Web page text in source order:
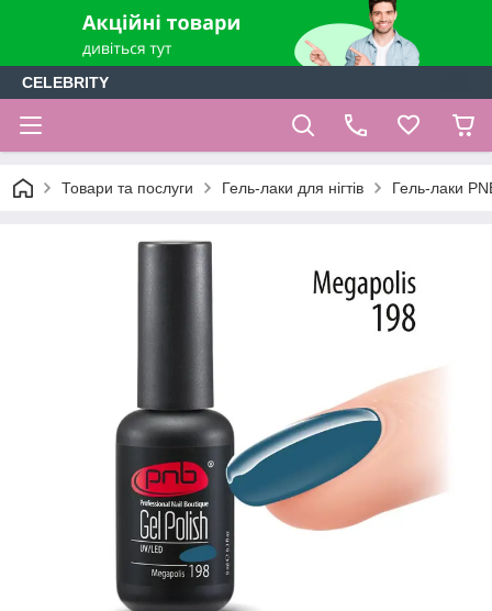
CELEBRITY
Товари та послуги Гель-лаки для нігтів Гель-лаки